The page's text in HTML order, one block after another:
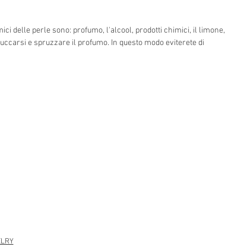
delle perle sono: profumo, l'alcool, prodotti chimici, il limone,
e spruzzare il profumo. In questo modo eviterete di